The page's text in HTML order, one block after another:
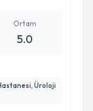
tedavi
Ortam
5.0
Üroloji